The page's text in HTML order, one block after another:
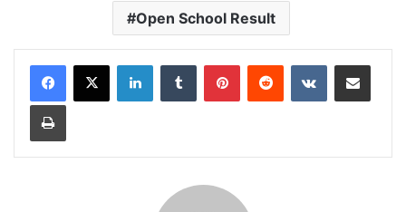
Open School Result
LinkedInTumblr PinterestReddit VKontakteShare via Email
Print